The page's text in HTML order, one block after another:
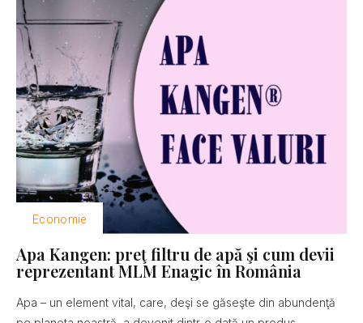
Economie
Apa Kangen: preţ filtru de apă şi cum devii
reprezentant MLM Enagic în România
Apa – un element vital, care, deşi se găseşte din abundenţă